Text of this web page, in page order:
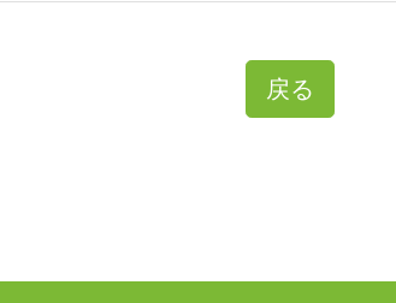
戻る